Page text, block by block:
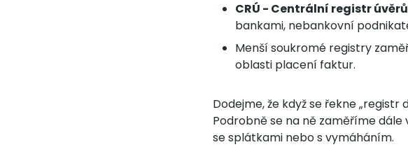
CRÚ - Centrální registr úvěrů
bankami, nebankovní
Menší soukromé registry
oblasti placení faktur.
Dodejme, že když se řekne „registr
Podrobně se na ně zaměříme
se splátkami nebo s vymáháním.